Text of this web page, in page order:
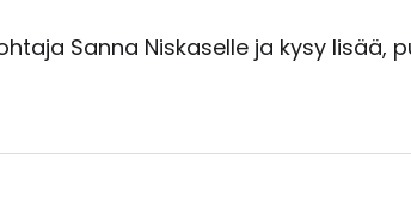
Sanna Niskaselle ja kysy lisää,